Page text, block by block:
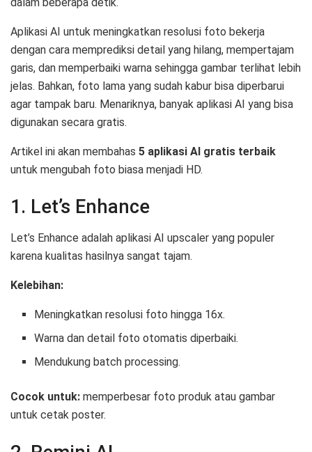
Aplikasi AI untuk meningkatkan resolusi foto bekerja
dengan cara memprediksi detail yang hilang, mempertajam
garis, dan memperbaiki warna sehingga gambar terlihat lebih
jelas. Bahkan, foto lama yang sudah kabur bisa diperbarui
agar tampak baru. Menariknya, banyak aplikasi AI yang bisa
digunakan secara gratis.
Artikel ini akan membahas 5 aplikasi AI gratis terbaik
untuk mengubah foto biasa menjadi HD.
1. Let’s Enhance
Let’s Enhance adalah aplikasi AI upscaler yang populer
karena kualitas hasilnya sangat tajam.
Kelebihan:
Meningkatkan resolusi foto hingga 16x.
Warna dan detail foto otomatis diperbaiki.
Mendukung batch processing.
Cocok untuk: memperbesar foto produk atau gambar
untuk cetak poster.